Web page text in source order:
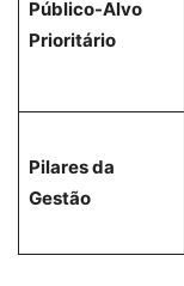
Público-Alvo
Prioritário
Pilares da
Gestão